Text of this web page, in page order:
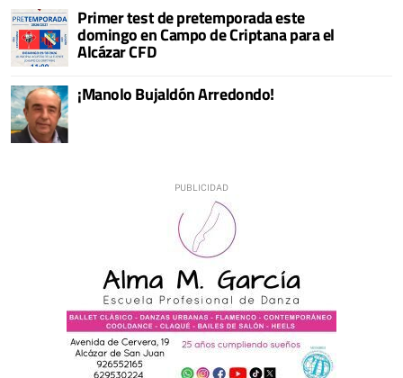
Primer test de pretemporada este
domingo en Campo de Criptana para el
Alcázar CFD
¡Manolo Bujaldón Arredondo!